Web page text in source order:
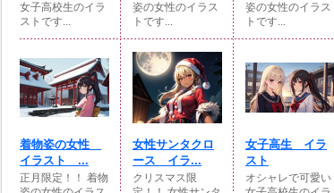
女子高校生のイラ
ストです...
姿の女性のイラス
トです...
姿の女性のイラス
トです...
着物姿の女性
イラスト ...
正月限定！！ 着物
女性サンタクロ
ース イラ...
クリスマス限
女子高生 イラ
スト
オシャレで可愛い